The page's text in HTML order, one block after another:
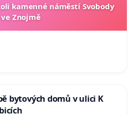
kamenné náměstí Svobody
ve Znojmě
bytových domů v ulici K